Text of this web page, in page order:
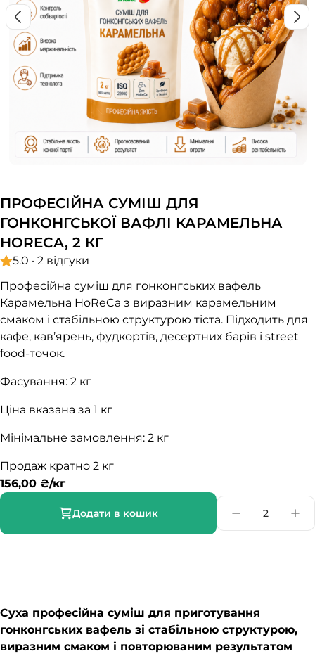
ПРОФЕСІЙНА СУМІШ ДЛЯ
ГОНКОНГСЬКОЇ ВАФЛІ КАРАМЕЛЬНА
HORECA, 2 КГ
5.0 · 2 відгуки
Професійна суміш для гонконгських вафель
Карамельна HoReCa з виразним карамельним
смаком і стабільною структурою тіста. Підходить для
кафе, кав’ярень, фудкортів, десертних барів і street
food-точок.
Фасування: 2 кг
Ціна вказана за 1 кг
Мінімальне замовлення: 2 кг
Продаж кратно 2 кг
156,00 ₴/кг
Додати в кошик
Суха професійна суміш для приготування
гонконгських вафель зі стабільною структурою,
виразним смаком і повторюваним результатом